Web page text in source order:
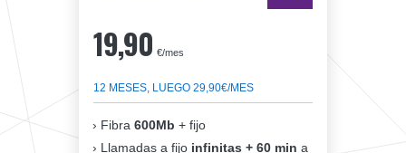
19,90 €/mes
12 MESES, LUEGO 29,90€/MES
Fibra 600Mb + fijo
Llamadas a fijo infinitas + 60 min a